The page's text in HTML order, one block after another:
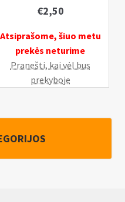
€2,50
Atsiprašome, šiuo metu
prekės neturime
Pranešti, kai vėl bus
prekyboje